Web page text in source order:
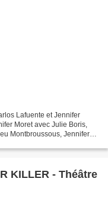
Lafuente et Jennifer
Moret avec Julie Boris,
Montbroussous, Jennifer
KILLER - Théâtre